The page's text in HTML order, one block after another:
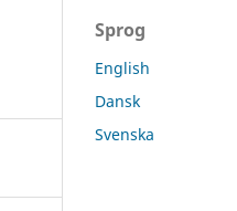
Sprog
English
Dansk
Svenska